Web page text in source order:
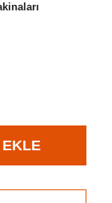
EKLE